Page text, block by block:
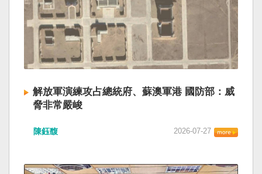
解放軍演練攻占總統府、蘇澳軍港 國防部：威
脅非常嚴峻
陳鈺馥 2026-07-27